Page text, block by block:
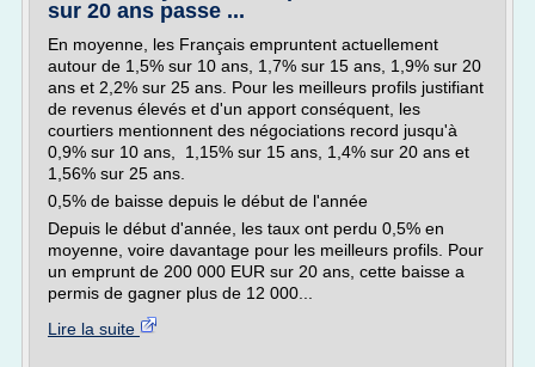
sur 20 ans passe ...
En moyenne, les Français empruntent actuellement
autour de 1,5% sur 10 ans, 1,7% sur 15 ans, 1,9% sur 20
ans et 2,2% sur 25 ans. Pour les meilleurs profils justifiant
de revenus élevés et d'un apport conséquent, les
courtiers mentionnent des négociations record jusqu'à
0,9% sur 10 ans, 1,15% sur 15 ans, 1,4% sur 20 ans et
1,56% sur 25 ans.
0,5% de baisse depuis le début de l'année
Depuis le début d'année, les taux ont perdu 0,5% en
moyenne, voire davantage pour les meilleurs profils. Pour
un emprunt de 200 000 EUR sur 20 ans, cette baisse a
permis de gagner plus de 12 000...
Lire la suite